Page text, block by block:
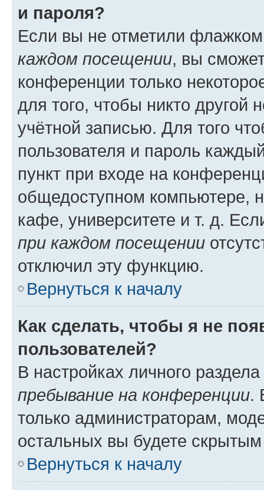
и пароля?
Если вы не отметили
каждом посещении, вы
конференции только
для того, чтобы никто другой
учётной записью. Для того
пользователя и пароль
пункт при входе на
общедоступном компьютере,
кафе, университете и т. д.
при каждом посещении
отключил эту функцию.
Вернуться к началу
Как сделать, чтобы я не
пользователей?
В настройках личного
пребывание на конференции.
только администраторам,
остальных вы будете
Вернуться к началу